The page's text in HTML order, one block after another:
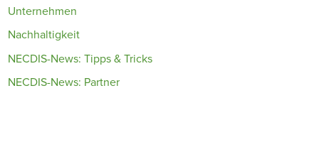
Unternehmen
Nachhaltigkeit
NECDIS-News: Tipps & Tricks
NECDIS-News: Partner